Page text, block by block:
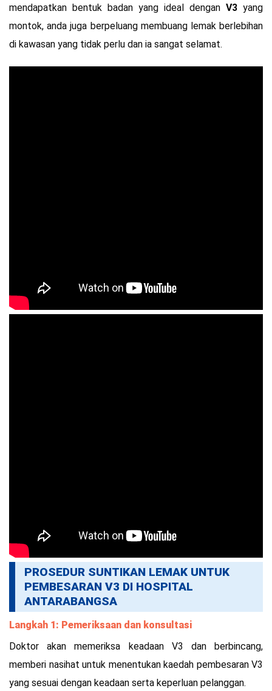
mendapatkan bentuk badan yang ideal dengan V3 yang
montok, anda juga berpeluang membuang lemak berlebihan
di kawasan yang tidak perlu dan ia sangat selamat.
PROSEDUR SUNTIKAN LEMAK UNTUK
PEMBESARAN V3 DI HOSPITAL
ANTARABANGSA
Langkah 1: Pemeriksaan dan konsultasi
Doktor akan memeriksa keadaan V3 dan berbincang,
memberi nasihat untuk menentukan kaedah pembesaran V3
yang sesuai dengan keadaan serta keperluan pelanggan.